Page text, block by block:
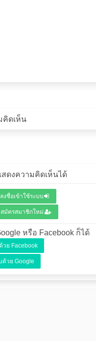
คิดเห็น
ดงความคิดเห็นได้
ลงชื่อเข้าใช้ระบบ
สมัครสมาชิกใหม่
หรือ Facebook ก็ได้
วย Facebook
ด้วย Google